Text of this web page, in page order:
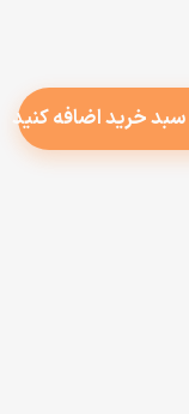
سبد خرید اضافه کنید